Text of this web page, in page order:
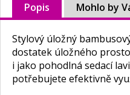
Popis Mohlo by
Stylový úložný
dostatek úložného
i jako pohodlná sedací
potřebujete efektivně